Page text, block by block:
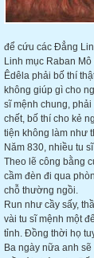
để cứu các Đẳng
Linh mục Raban
Êdêla phải bố thí
không giúp gì cho
sĩ mệnh chung,
chết, bố thí cho kẻ
tiện không làm như
Năm 830, nhiều tu
Theo lẽ công bằng
cầm đèn đi qua
chỗ thường ngồi.
Run như cầy sấy,
vài tu sĩ mệnh một
tỉnh. Đồng thời họ
Ba ngày nữa anh